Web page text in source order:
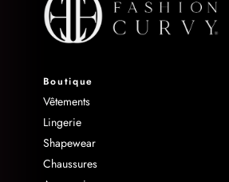
Boutique
Vêtements
Lingerie
Shapewear
Chaussures